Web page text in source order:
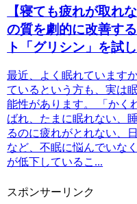
【寝ても疲れが取れ
の質を劇的に改善す
ト「グリシン」を試
最近、よく眠れています
ているという方も、実は
能性があります。 「かく
ばれ、たまに眠れない、
るのに疲れがとれない、
など、不眠に悩んでいな
が低下しているこ...
スポンサーリンク